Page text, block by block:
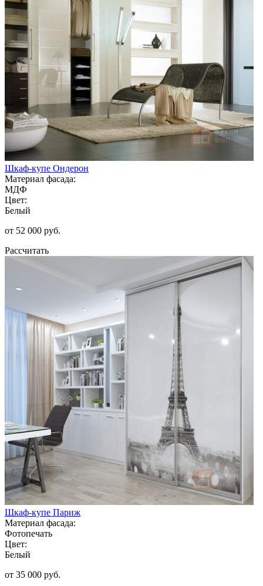
Шкаф-купе Ондерон
Материал фасада:
МДФ
Цвет:
Белый
от 52 000 руб.
Рассчитать
Шкаф-купе Париж
Материал фасада:
Фотопечать
Цвет:
Белый
от 35 000 руб.